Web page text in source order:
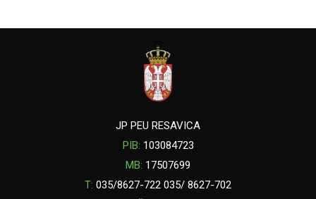
JP PEU RESAVICA
PIB: 103084723
MB: 17507699
T: 035/8627-722 035/ 8627-702